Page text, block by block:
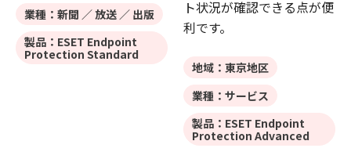
業種：新聞 ／ 放送 ／ 出版
製品：ESET Endpoint
Protection Standard
ト状況が確認できる点が便
利です。
地域：東京地区
業種：サービス
製品：ESET Endpoint
Protection Advanced